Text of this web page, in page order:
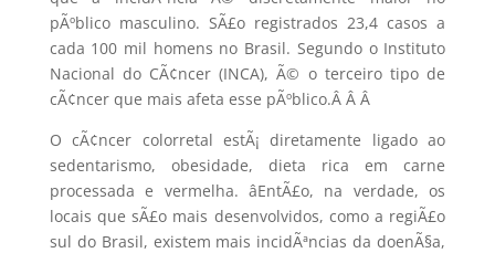
pÃºblico masculino. SÃ£o registrados 23,4 casos a
cada 100 mil homens no Brasil. Segundo o Instituto
Nacional do CÃ¢ncer (INCA), Ã© o terceiro tipo de
cÃ¢ncer que mais afeta esse pÃºblico.Â Â Â
O cÃ¢ncer colorretal estÃ¡ diretamente ligado ao
sedentarismo, obesidade, dieta rica em carne
processada e vermelha. âEntÃ£o, na verdade, os
locais que sÃ£o mais desenvolvidos, como a regiÃ£o
sul do Brasil, existem mais incidÃªncias da doenÃ§a,